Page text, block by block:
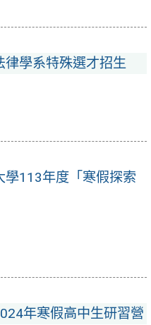
律學系特殊選才招生
學113年度「寒假探索
年寒假高中生研習營